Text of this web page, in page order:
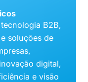
B2B,
soluções de
digital,
e visão